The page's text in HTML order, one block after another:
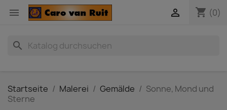
 shopping_cart (0)

search
Startseite Malerei Gemälde
Sonne, Mond und
Sterne